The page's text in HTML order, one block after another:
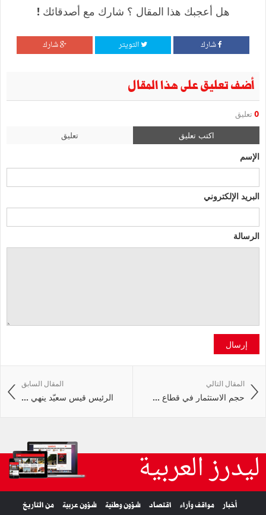
هل أعجبك هذا المقال ؟ شارك مع أصدقائك !
شارك التويتر شارك
أضف تعليق على هذا المقال
0 تعليق
اكتب تعليق تعليق
الإسم
البريد الإلكتروني
الرسالة
إرسال
المقال السابق
الرئيس قيس سعيّد ينهي ...
المقال التالي
حجم الاستثمار في قطاع ...
ليدرز العربية
أخبار مواقف وآراء اقتصاد شؤون وطنية شؤون عربية من التاريخ